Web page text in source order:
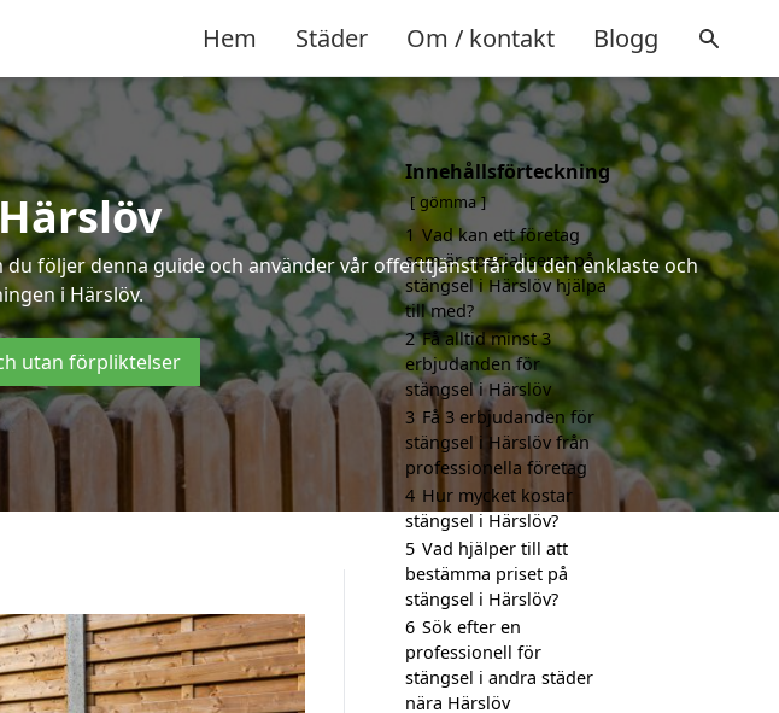
Hem Städer Om / kontakt Blogg
följer denna guide och använder vår offerttjänst får du den enklaste och
i Härslöv.
utan förpliktelser
Innehållsförteckning
gömma
1 Vad kan ett företag
som är specialiserat på
stängsel i Härslöv hjälpa
till med?
2 Få alltid minst 3
erbjudanden för
stängsel i Härslöv
3 Få 3 erbjudanden för
stängsel i Härslöv från
professionella företag
4 Hur mycket kostar
stängsel i Härslöv?
5 Vad hjälper till att
bestämma priset på
stängsel i Härslöv?
6 Sök efter en
professionell för
stängsel i andra städer
nära Härslöv